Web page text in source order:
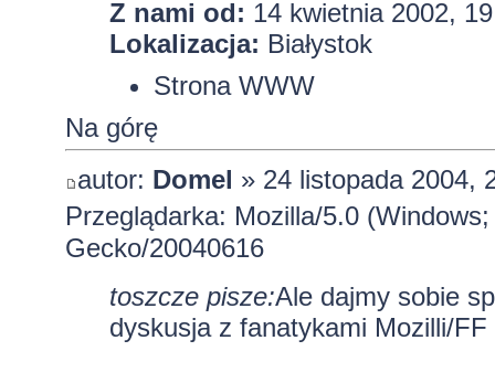
Z nami od: 14 kwietnia 2002,
Lokalizacja: Białystok
Strona WWW
Na górę
autor: Domel » 24 listopada 2004,
Przeglądarka: Mozilla/5.0
Gecko/20040616
toszcze pisze:Ale dajmy sobie
dyskusja z fanatykami Mozilli/